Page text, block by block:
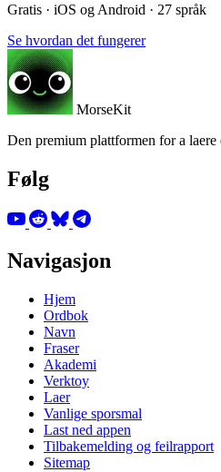
Gratis · iOS og Android · 27 språk
Se hvordan det fungerer
MorseKit
Den premium plattformen for a laere
Følg
Navigasjon
Hjem
Ordbok
Navn
Fraser
Akademi
Verktoy
Laer
Vanlige sporsmal
Last ned appen
Tilbakemelding og feilrapport
Sitemap